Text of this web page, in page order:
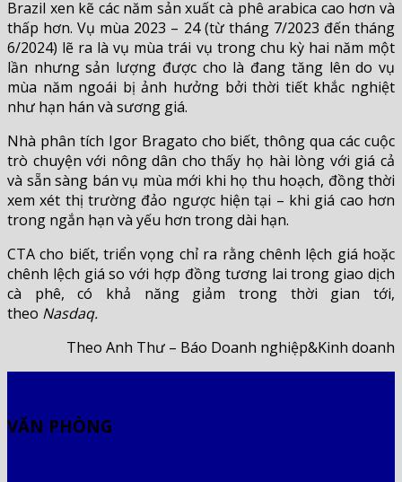
Brazil xen kẽ các năm sản xuất cà phê arabica cao hơn và
thấp hơn. Vụ mùa 2023 – 24 (từ tháng 7/2023 đến tháng
6/2024) lẽ ra là vụ mùa trái vụ trong chu kỳ hai năm một
lần nhưng sản lượng được cho là đang tăng lên do vụ
mùa năm ngoái bị ảnh hưởng bởi thời tiết khắc nghiệt
như hạn hán và sương giá.
Nhà phân tích Igor Bragato cho biết, thông qua các cuộc
trò chuyện với nông dân cho thấy họ hài lòng với giá cả
và sẵn sàng bán vụ mùa mới khi họ thu hoạch, đồng thời
xem xét thị trường đảo ngược hiện tại – khi giá cao hơn
trong ngắn hạn và yếu hơn trong dài hạn.
CTA cho biết, triển vọng chỉ ra rằng chênh lệch giá hoặc
chênh lệch giá so với hợp đồng tương lai trong giao dịch
cà phê, có khả năng giảm trong thời gian tới,
theo Nasdaq.
Theo Anh Thư – Báo Doanh nghiệp&Kinh doanh
VĂN PHÒNG